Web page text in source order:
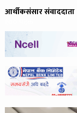
आर्थीकसंसार संवाददाता